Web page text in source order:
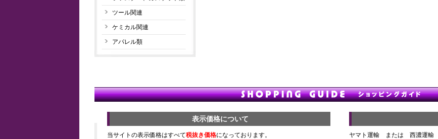
ツール関連
ケミカル関連
アパレル類
表示価格について
当サイトの表示価格はすべて税抜き価格になっております。
ヤマト運輸 または 西濃運輸